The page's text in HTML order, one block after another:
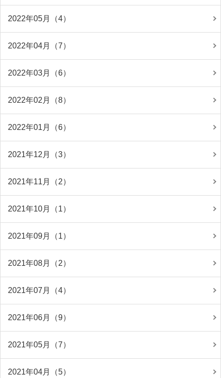
2022年05月（4）
2022年04月（7）
2022年03月（6）
2022年02月（8）
2022年01月（6）
2021年12月（3）
2021年11月（2）
2021年10月（1）
2021年09月（1）
2021年08月（2）
2021年07月（4）
2021年06月（9）
2021年05月（7）
2021年04月（5）